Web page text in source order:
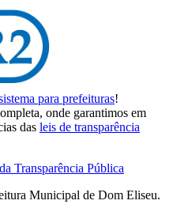
para prefeituras!
onde garantimos em
das leis de transparência
Transparência Pública
Municipal de Dom Eliseu.